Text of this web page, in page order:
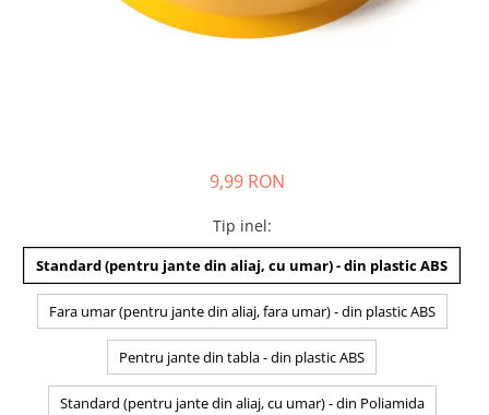
9,99 RON
Tip inel:
Standard (pentru jante din aliaj, cu umar) - din plastic ABS
Fara umar (pentru jante din aliaj, fara umar) - din plastic ABS
Pentru jante din tabla - din plastic ABS
Standard (pentru jante din aliaj, cu umar) - din Poliamida